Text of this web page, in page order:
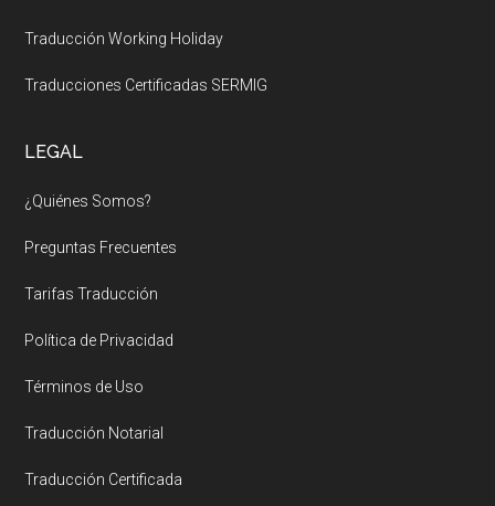
Traducción Working Holiday
Traducciones Certificadas SERMIG
LEGAL
¿Quiénes Somos?
Preguntas Frecuentes
Tarifas Traducción
Política de Privacidad
Términos de Uso
Traducción Notarial
Traducción Certificada